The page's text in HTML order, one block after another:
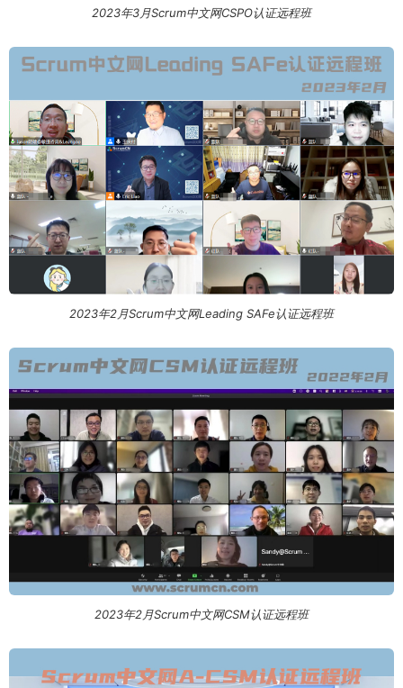
2023年3月Scrum中文网CSPO认证远程班
2023年2月Scrum中文网Leading SAFe认证远程班
2023年2月Scrum中文网CSM认证远程班